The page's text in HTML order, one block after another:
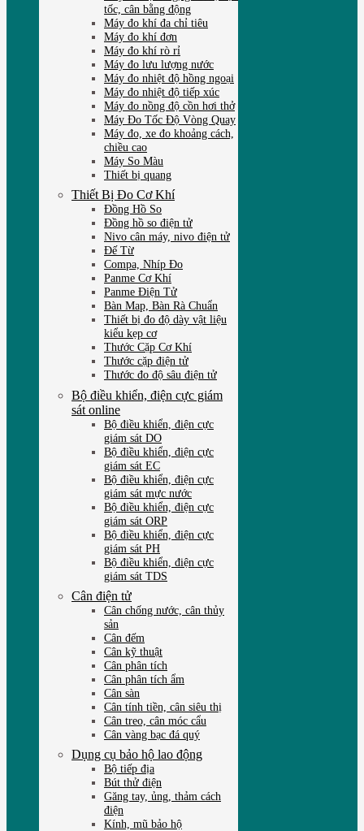
tốc, cân bằng động
Máy đo khí đa chỉ tiêu
Máy đo khí đơn
Máy đo khí rò rỉ
Máy đo lưu lượng nước
Máy đo nhiệt độ hồng ngoại
Máy đo nhiệt độ tiếp xúc
Máy đo nồng độ cồn hơi thở
Máy Đo Tốc Độ Vòng Quay
Máy đo, xe đo khoảng cách,
chiều cao
Máy So Màu
Thiết bị quang
Thiết Bị Đo Cơ Khí
Đồng Hồ So
Đồng hồ so điện tử
Nivo cân máy, nivo điện tử
Đế Từ
Compa, Nhíp Đo
Panme Cơ Khí
Panme Điện Tử
Bàn Map, Bàn Rà Chuẩn
Thiết bị đo độ dày vật liệu
kiểu kẹp cơ
Thước Cặp Cơ Khí
Thước cặp điện tử
Thước đo độ sâu điện tử
Bộ điều khiển, điện cực giám
sát online
Bộ điều khiển, điện cực
giám sát DO
Bộ điều khiển, điện cực
giám sát EC
Bộ điều khiển, điện cực
giám sát mực nước
Bộ điều khiển, điện cực
giám sát ORP
Bộ điều khiển, điện cực
giám sát PH
Bộ điều khiển, điện cực
giám sát TDS
Cân điện tử
Cân chống nước, cân thủy
sản
Cân đếm
Cân kỹ thuật
Cân phân tích
Cân phân tích ẩm
Cân sàn
Cân tính tiền, cân siêu thị
Cân treo, cân móc cẩu
Cân vàng bạc đá quý
Dụng cụ bảo hộ lao động
Bộ tiếp địa
Bút thử điện
Găng tay, ủng, thảm cách
điện
Kính, mũ bảo hộ